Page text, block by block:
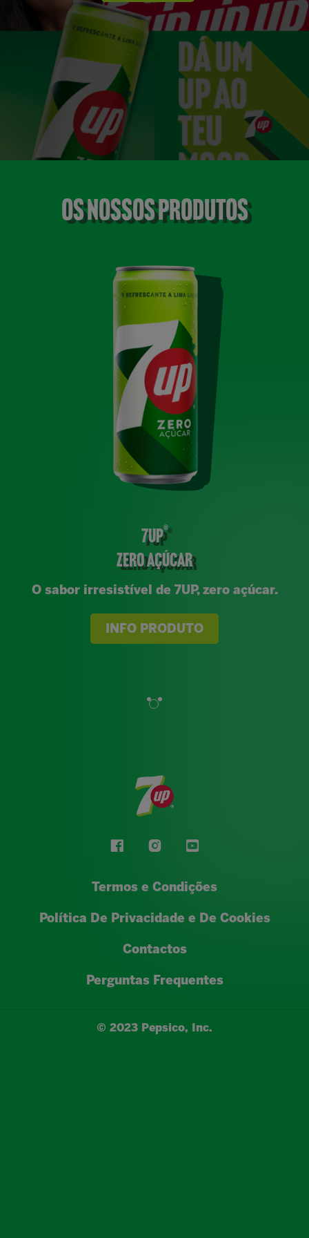
Os Nossos Produtos
7UP®
ZERO AÇÚCAR
O sabor irresistível de 7UP, zero açúcar.
INFO PRODUTO
Termos e Condições
Política De Privacidade e De Cookies
Contactos
Perguntas Frequentes
© 2023 Pepsico, Inc.